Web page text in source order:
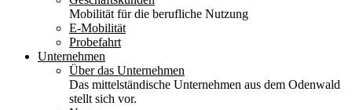
Mobilität für die berufliche Nutzung
E-Mobilität
Probefahrt
Unternehmen
Über das Unternehmen
Das mittelständische Unternehmen aus dem Odenwald
stellt sich vor.